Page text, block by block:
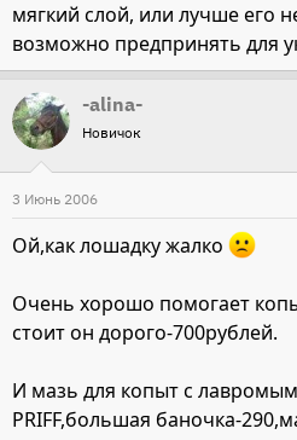
мягкий слой, или лучше его
возможно предпринять для
-alina-
Новичок
3 Июнь 2006
Ой,как лошадку жалко
Очень хорошо помогает
стоит он дорого-700рублей.
И мазь для копыт с
PRIFF,большая баночка-